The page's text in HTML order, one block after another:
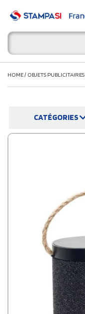
HOME/ OBJETS PUBLICITAIRES
CATÉGORIES